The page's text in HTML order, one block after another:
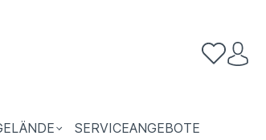
SERVICEANGEBOTE